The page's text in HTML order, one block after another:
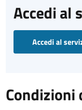
Accedi al
Accedi al
Condizioni